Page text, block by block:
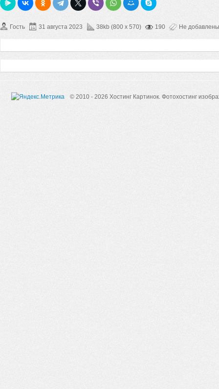
Гость 31 августа 2023 38kb (800 x 570) 190 Не добавлены
© 2010 - 2026 Хостинг Картинок. Фотохостинг